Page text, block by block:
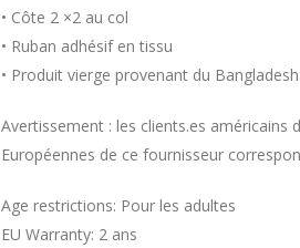
• Côte 2 ×2 au col
• Ruban adhésif en tissu
• Produit vierge provenant du Bangladesh
Avertissement : les clients.es
Européennes de ce fournisseur
Age restrictions: Pour les adultes
EU Warranty: 2 ans